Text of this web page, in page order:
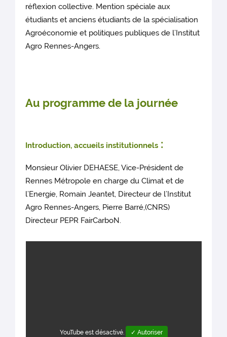
réflexion collective. Mention spéciale aux
étudiants et anciens étudiants de la spécialisation
Agroéconomie et politiques publiques de l’Institut
Agro Rennes-Angers.
Au programme de la journée
Introduction, accueils institutionnels :
Monsieur Olivier DEHAESE, Vice-Président de
Rennes Métropole en charge du Climat et de
l’Energie, Romain Jeantet, Directeur de l’Institut
Agro Rennes-Angers, Pierre Barré,(CNRS)
Directeur PEPR FairCarboN.
YouTube est désactivé. ✓ Autoriser